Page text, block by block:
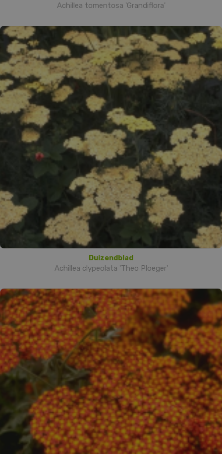
Achillea tomentosa 'Grandiflora'
Duizendblad
Achillea clypeolata 'Theo Ploeger'